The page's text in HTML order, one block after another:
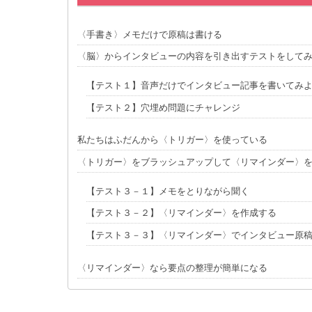
〈手書き〉メモだけで原稿は書ける
〈脳〉からインタビューの内容を引き出すテストをして
【テスト１】音声だけでインタビュー記事を書いてみ
【テスト２】穴埋め問題にチャレンジ
私たちはふだんから〈トリガー〉を使っている
〈トリガー〉をブラッシュアップして〈リマインダー〉
【テスト３－１】メモをとりながら聞く
【テスト３－２】〈リマインダー〉を作成する
【テスト３－３】〈リマインダー〉でインタビュー原
〈リマインダー〉なら要点の整理が簡単になる